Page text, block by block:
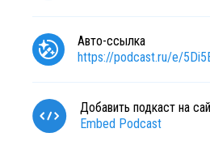
Авто-ссылка
https://podcast.ru/e/
Добавить подкаст на
Embed Podcast